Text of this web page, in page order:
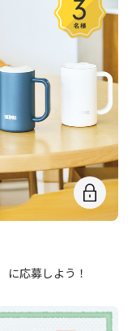
応募しよう！